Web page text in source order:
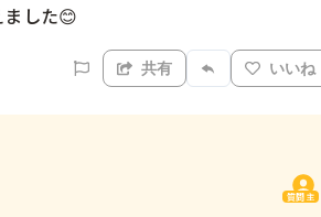
した😊
共有 いいね
質問主